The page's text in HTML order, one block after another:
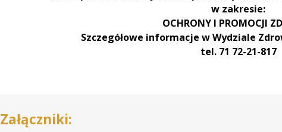
w zakresie:
OCHRONY I PROMOCJI
Szczegółowe informacje w Wydziale
tel. 71 72-21-817
Załączniki: